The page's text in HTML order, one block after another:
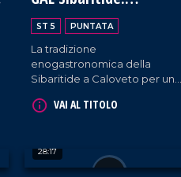
governare la bellezza
ST 5 PUNTATA
La tradizione
enogastronomica della
Sibaritide a Caloveto per un
governarne le bellezza.
VAI AL TITOLO
28:17